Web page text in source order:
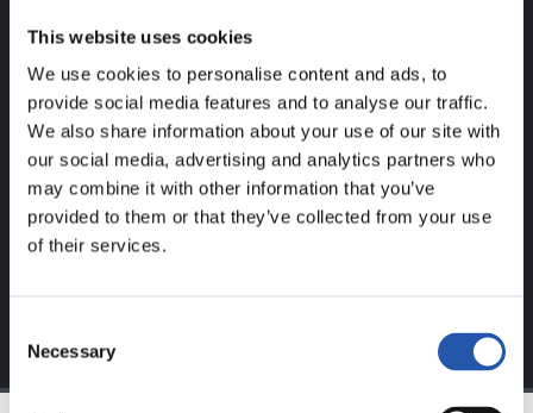
This website uses cookies
We use cookies to personalise content and ads, to
provide social media features and to analyse our traffic.
We also share information about your use of our site with
our social media, advertising and analytics partners who
may combine it with other information that you’ve
provided to them or that they’ve collected from your use
of their services.
Selection
Necessary
UNIQUEMENT POUR LES
UTILISATEURS ENREGISTRÉS !
Ce contenu est réservé aux utilisateurs enregistrés sur
notre site web.
S'inscrire en cliquant sur l'Identifiantet profitez du
contenu exclusif pour vous.